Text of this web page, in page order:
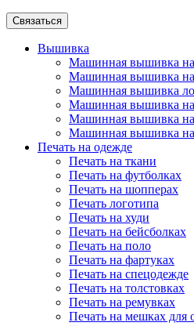
Связаться
Вышивка
Машинная вышивка
Машинная вышивка
Машинная вышивка
Машинная вышивка на
Машинная вышивка на
Машинная вышивка
Печать на одежде
Печать на ткани
Печать на футболках
Печать на шопперах
Печать логотипа
Печать на худи
Печать на бейсболках
Печать на поло
Печать на фартуках
Печать на спецодежде
Печать на толстовках
Печать на ремувках
Печать на мешках для